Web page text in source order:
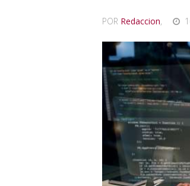
POR Redaccion,